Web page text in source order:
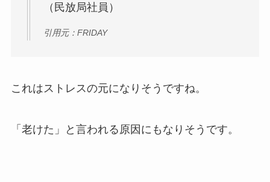
（民放局社員）
引用元：FRIDAY
これはストレスの元になりそうですね。
「老けた」と言われる原因にもなりそうです。